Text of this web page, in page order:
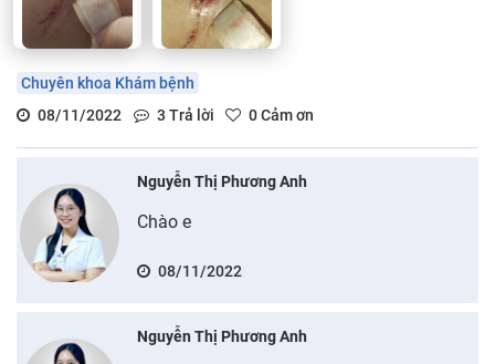
Chuyên khoa Khám bệnh
08/11/2022
3 Trả lời 0Cảm ơn
Nguyễn Thị Phương Anh
Chào e
08/11/2022
Nguyễn Thị Phương Anh